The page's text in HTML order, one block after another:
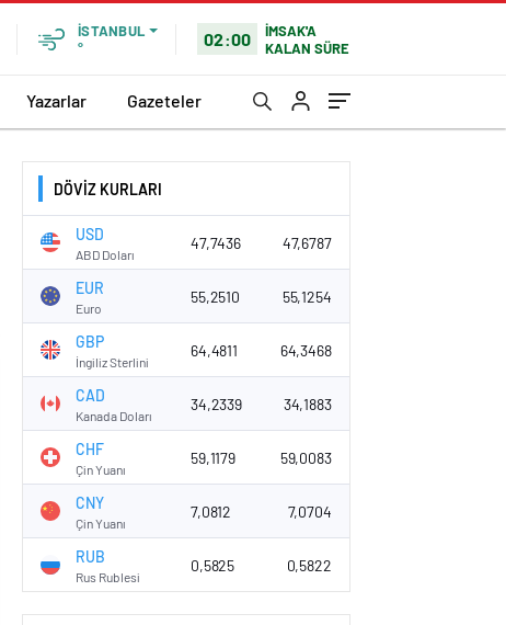
İSTANBUL
°
02:00
İMSAK'A
KALAN SÜRE
Yazarlar Gazeteler
DÖVİZ KURLARI
USD
ABD Doları
47,7436 47,6787
EUR
Euro
55,2510 55,1254
GBP
İngiliz Sterlini
64,4811 64,3468
CAD
Kanada Doları
34,2339 34,1883
CHF
Çin Yuanı
59,1179 59,0083
CNY
Çin Yuanı
7,0812 7,0704
RUB
Rus Rublesi
0,5825 0,5822